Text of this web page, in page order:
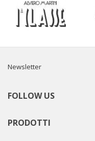
Newsletter
FOLLOW US
PRODOTTI